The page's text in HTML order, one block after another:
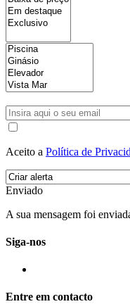
Aceito a Política de
Enviado
A sua mensagem foi
Siga-nos
Entre em contacto